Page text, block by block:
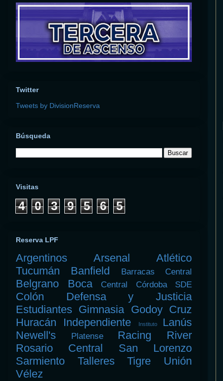
Twitter
Tweets by DivisionReserva
Búsqueda
Visitas
4 0 3 9 5 6 5
Reserva LPF
Argentinos Arsenal
Atlético
Tucumán
Banfield Barracas Central
Belgrano Boca Central Córdoba SDE
Colón
Defensa y Justicia
Estudiantes Gimnasia Godoy Cruz
Huracán
Independiente Instituto
Lanús
Newell's
Platense Racing
River
Rosario Central
San Lorenzo
Sarmiento
Talleres Tigre
Unión
Vélez